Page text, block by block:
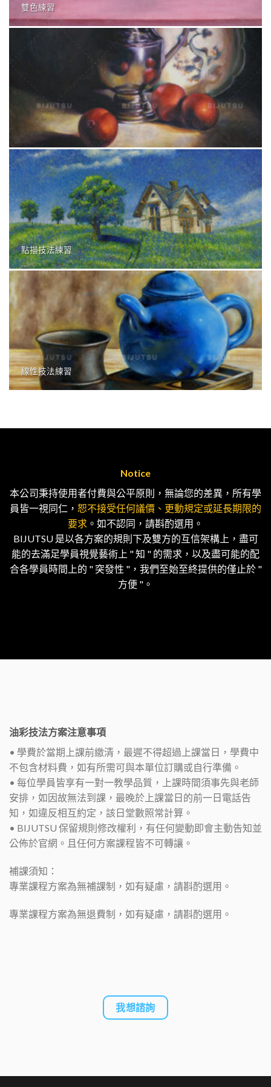
雙色練習
點描技法練習
線性技法練習
Notice
本公司秉持使用者付費與公平原則，無論您的差異，所有學
員皆一視同仁， 恕不接受任何議價、更動規定或延長期限的
要求 。如不認同，請斟酌選用。
BIJUTSU 是以各方案的規則下及雙方的互信架構上，盡可
能的去滿足學員視覺藝術上 " 知 " 的需求，以及盡可能的配
合各學員時間上的 " 突發性 "，我們至始至終提供的僅止於 "
方便 "。
油彩技法方案注意事項
• 學費於當期上課前繳清，最遲不得超過上課當日，學費中
不包含材料費，如有所需可與本單位訂購或自行準備。
• 每位學員皆享有一對一教學品質，上課時間須事先與老師
安排，如因故無法到課，最晚於上課當日的前一日電話告
知，如違反相互約定，該日堂數照常計算。
• BIJUTSU 保留規則修改權利，有任何變動即會主動告知並
公佈於官網。且任何方案課程皆不可轉讓。
補課須知：
專業課程方案為無補課制，如有疑慮，請斟酌選用。
專業課程方案為無退費制，如有疑慮，請斟酌選用。
我想諮詢